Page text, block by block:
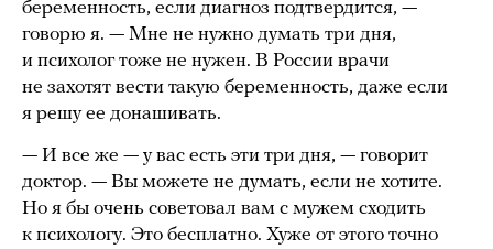
беременность, если диагноз подтвердится, —
говорю я. — Мне не нужно думать три дня,
и психолог тоже не нужен. В России врачи
не захотят вести такую беременность, даже если
я решу ее донашивать.
— И все же — у вас есть эти три дня, — говорит
доктор. — Вы можете не думать, если не хотите.
Но я бы очень советовал вам с мужем сходить
к психологу. Это бесплатно. Хуже от этого точно